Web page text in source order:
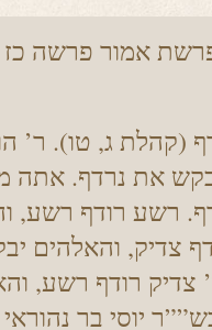
אמור פרשה כז
את נרדף. אתה
רשע רודף רשע,
צדיק, והאלהים
צדיק רודף רשע,
בש””ר יוסי בר